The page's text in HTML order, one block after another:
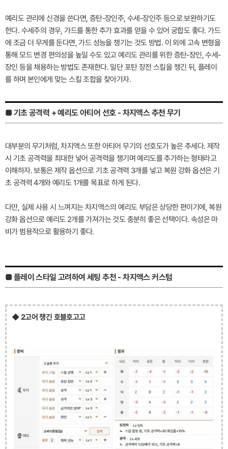
예리도 관리에 신경을 쓴다면, 증탄-장인주, 수세-장인주 등으로 보완하기도
한다. 수세주의 경우, 가드를 통한 추가 효과를 얻을 수 있어 궁합도 좋다. 가드
에 조금 더 무게를 둔다면, 가드 성능을 챙기는 것도 방법. 이 외에 고속 변형을
통해 모드 변경 편의성을 높일 수도 있고 예리도 관리를 위한 증탄-장인, 수세-
장인 등을 채용하는 방법도 존재한다. 일단 포탄 장전 스킬을 챙긴 뒤, 플레이
를 하며 본인에게 맞는 스킬 조합을 찾아가자.
■ 기초 공격력 + 예리도 아티어 선호 - 차지액스 추천 무기
대부분의 무기처럼, 차지액스 또한 아티어 무기의 선호도가 높은 추세다. 제작
시 기초 공격력을 최대한 넣어 공격력을 챙기며 예리도를 추가하는 형태라고
이해하자. 보통은 제작 옵션으로 기초 공격력 3개를 넣고 복원 강화 옵션은 기
초 공격력 4개와 예리도 1개를 목표로 하게 된다.
다만, 실제 사용 시 느껴지는 차지액스의 예리도 부담은 상당한 편이기에, 복원
강화 옵션으로 예리도 2개를 가져가는 것도 충분히 좋은 선택이다. 속성은 마
비가 범용적으로 활용하기 좋다.
■ 플레이 스타일 고려하여 세팅 추천 - 차지액스 커스텀
◆ 2고어 챙긴 호블호고고